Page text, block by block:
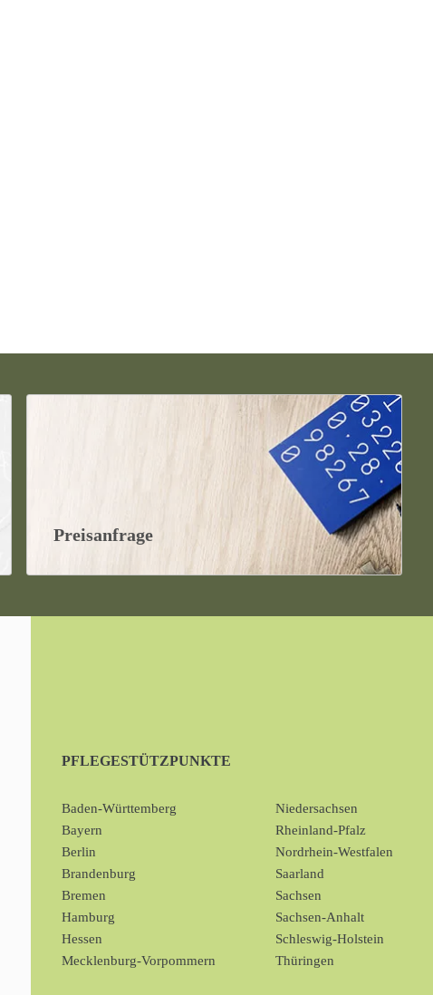
Preisanfrage
PFLEGESTÜTZPUNKTE
Baden-Württemberg
Bayern
Berlin
Brandenburg
Bremen
Hamburg
Hessen
Mecklenburg-Vorpommern
Niedersachsen
Rheinland-Pfalz
Nordrhein-Westfalen
Saarland
Sachsen
Sachsen-Anhalt
Schleswig-Holstein
Thüringen